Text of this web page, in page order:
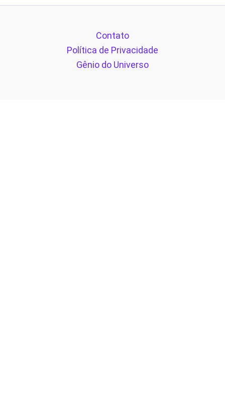
Contato
Política de Privacidade
Gênio do Universo